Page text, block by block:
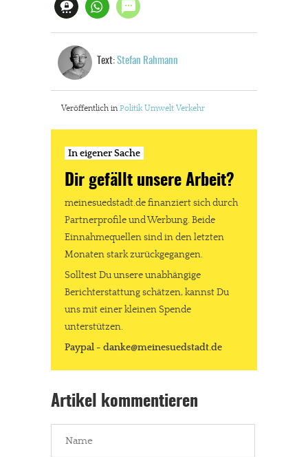
Text: Stefan Rahmann
Veröffentlich in Politik Umwelt Verkehr
In eigener Sache
Dir gefällt unsere Arbeit?
meinesuedstadt.de finanziert sich durch
Partnerprofile und Werbung. Beide
Einnahmequellen sind in den letzten
Monaten stark zurückgegangen.
Solltest Du unsere unabhängige
Berichterstattung schätzen, kannst Du
uns mit einer kleinen Spende
unterstützen.
Paypal - danke@meinesuedstadt.de
Artikel kommentieren